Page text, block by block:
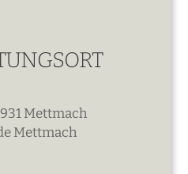
Mettmach
Mettmach